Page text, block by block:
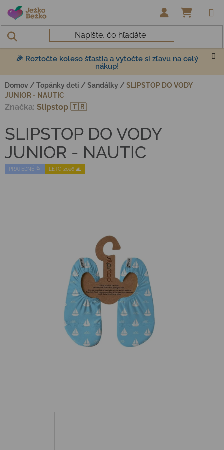
Prejsť na obsah
🎉 Roztočte koleso šťastia a vytočte si zľavu na celý
nákup!
Domov / Topánky deti / Sandálky / SLIPSTOP DO VODY
JUNIOR - NAUTIC
PRATEĽNÉ 🌀 LETO 2026 🌊
SLIPSTOP DO VODY
JUNIOR - NAUTIC
Značka: Slipstop 🇹🇷